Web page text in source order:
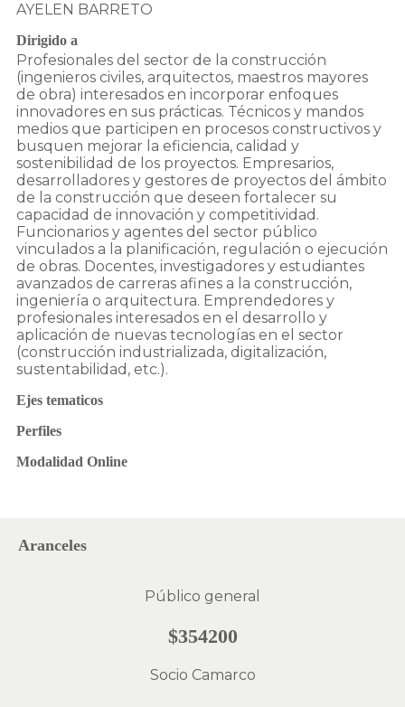
AYELEN BARRETO
Dirigido a
Profesionales del sector de la construcción
(ingenieros civiles, arquitectos, maestros mayores
de obra) interesados en incorporar enfoques
innovadores en sus prácticas. Técnicos y mandos
medios que participen en procesos constructivos y
busquen mejorar la eficiencia, calidad y
sostenibilidad de los proyectos. Empresarios,
desarrolladores y gestores de proyectos del ámbito
de la construcción que deseen fortalecer su
capacidad de innovación y competitividad.
Funcionarios y agentes del sector público
vinculados a la planificación, regulación o ejecución
de obras. Docentes, investigadores y estudiantes
avanzados de carreras afines a la construcción,
ingeniería o arquitectura. Emprendedores y
profesionales interesados en el desarrollo y
aplicación de nuevas tecnologías en el sector
(construcción industrializada, digitalización,
sustentabilidad, etc.).
Ejes tematicos
Perfiles
Modalidad Online
Aranceles
Público general
$354200
Socio Camarco